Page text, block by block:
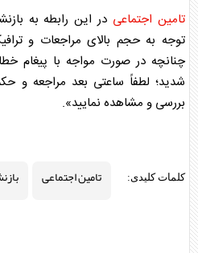
تامین اجتماعی در این رابطه به
توجه به حجم بالای مراجعات و
چنانچه در صورت مواجه با پیغام
شدید؛ لطفاً ساعتی بعد مراجعه و
بررسی و مشاهده نمایید».
کلمات کلیدی: تامین اجتماعی